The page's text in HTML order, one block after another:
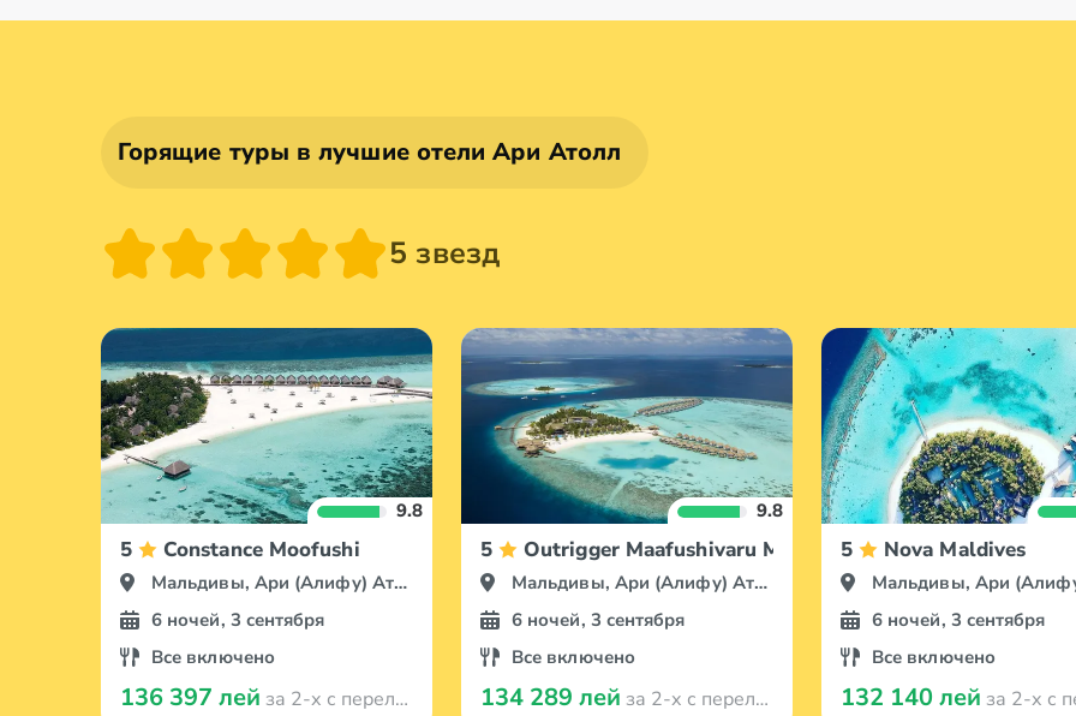
Горящие туры в лучшие отели Ари Атолл
5 звезд
9.8
5 Constance Moofushi
Мальдивы, Ари (Алифу) Атолл
6 ночей, 3 сентября
Все включено
136 397 лей за 2-х с перелётом
9.8
5 Outrigger Maafushivaru Maldives
Мальдивы, Ари (Алифу) Атолл
6 ночей, 3 сентября
Все включено
134 289 лей за 2-х с перелётом
5 Nova Maldives
Мальдивы, Ари (Алифу)
6 ночей, 3 сентября
Все включено
132 140 лей за 2-х с